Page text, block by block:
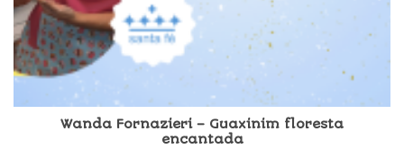
Wanda Fornazieri – Guaxinim floresta
encantada